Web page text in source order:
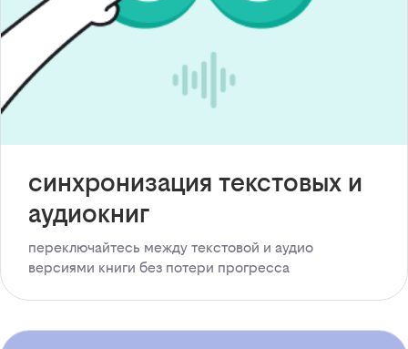
синхронизация текстовых и
аудиокниг
переключайтесь между текстовой и аудио
версиями книги без потери прогресса